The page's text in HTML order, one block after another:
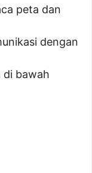
peta dan
dengan
di bawah